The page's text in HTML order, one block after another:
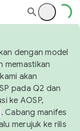
dengan model
memastikan
akan
pada Q2 dan
ke AOSP,
. Cabang manifes
merujuk ke rilis